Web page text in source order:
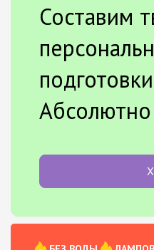
Составим